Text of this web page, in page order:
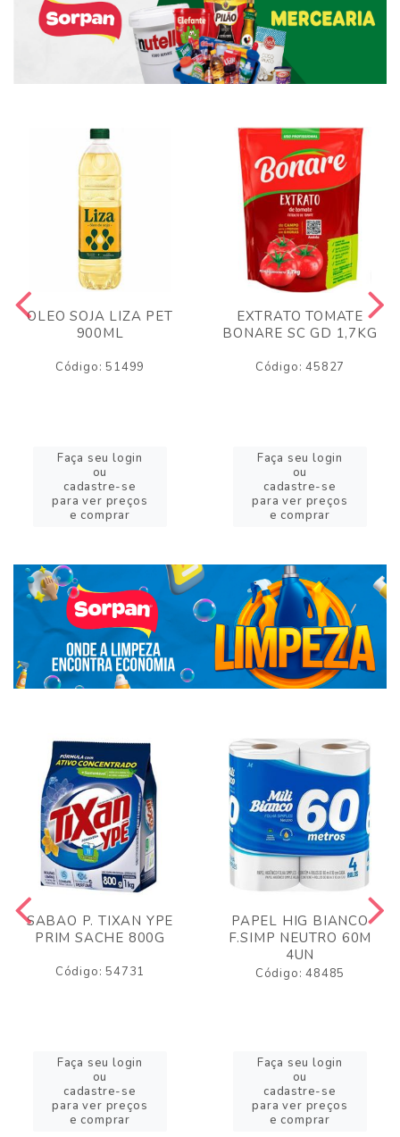
OLEO SOJA LIZA PET
900ML
Código: 51499
Faça seu login
ou
cadastre-se
para ver preços
e comprar
EXTRATO TOMATE
BONARE SC GD 1,7KG
Código: 45827
Faça seu login
ou
cadastre-se
para ver preços
e comprar
SABAO P. TIXAN YPE
PRIM SACHE 800G
Código: 54731
Faça seu login
ou
cadastre-se
para ver preços
e comprar
PAPEL HIG BIANCO
F.SIMP NEUTRO 60M
4UN
Código: 48485
Faça seu login
ou
cadastre-se
para ver preços
e comprar